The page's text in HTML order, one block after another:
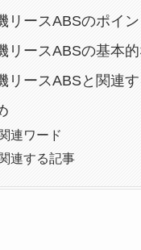
リースABSのポイン
リースABSの基本
リースABSと関連
連ワード
連する記事